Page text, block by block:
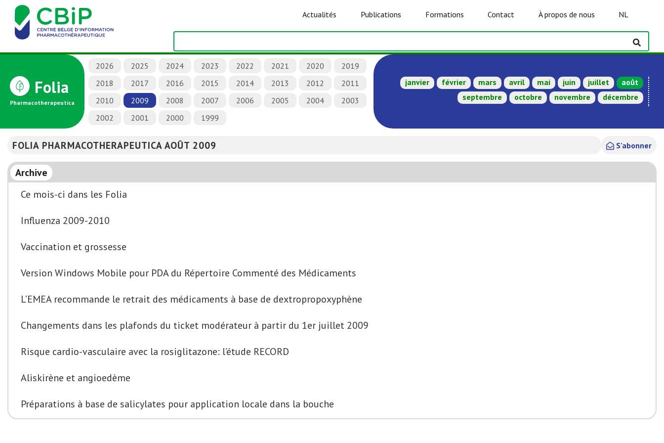
Actualités Publications Formations Contact À propos de nous NL
Folia
Pharmacotherapeutica
2026 2025 2024 2023 2022 2021 2020
2019
2018
2017 2016 2015 2014 2013 2012
2011
2010
2009 2008 2007 2006 2005 2004
2003
2002
2001 2000 1999
janvier février mars avril mai juin juillet
août
septembre
octobre novembre décembre
FOLIA PHARMACOTHERAPEUTICA AOÛT 2009 S'abonner
Archive
Ce mois-ci dans les Folia
Influenza 2009-2010
Vaccination et grossesse
Version Windows Mobile pour PDA du Répertoire Commenté des Médicaments
L’EMEA recommande le retrait des médicaments à base de dextropropoxyphène
Changements dans les plafonds du ticket modérateur à partir du 1er juillet 2009
Risque cardio-vasculaire avec la rosiglitazone: l’étude RECORD
Aliskirène et angioedème
Préparations à base de salicylates pour application locale dans la bouche